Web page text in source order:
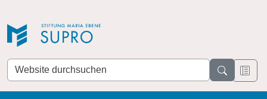
Website
durchsuchen